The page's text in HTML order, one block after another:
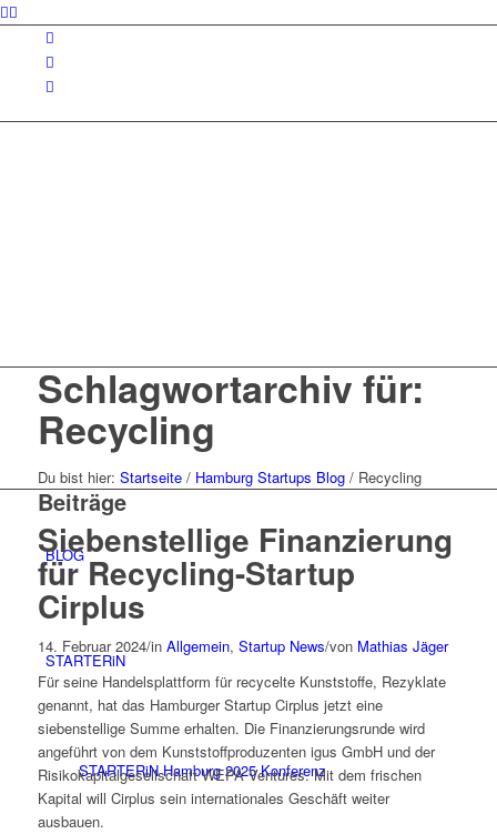
BLOG
STARTERiN
STARTERiN Hamburg 2025 Konferenz
Schlagwortarchiv für:
Recycling
Du bist hier: Startseite / Hamburg Startups Blog / Recycling
Beiträge
Siebenstellige Finanzierung
für Recycling-Startup
Cirplus
14. Februar 2024/in Allgemein, Startup News/von Mathias Jäger
Für seine Handelsplattform für recycelte Kunststoffe, Rezyklate
genannt, hat das Hamburger Startup Cirplus jetzt eine
siebenstellige Summe erhalten. Die Finanzierungsrunde wird
angeführt von dem Kunststoffproduzenten igus GmbH und der
Risikokapitalgesellschaft WEPA Ventures. Mit dem frischen
Kapital will Cirplus sein internationales Geschäft weiter
ausbauen.